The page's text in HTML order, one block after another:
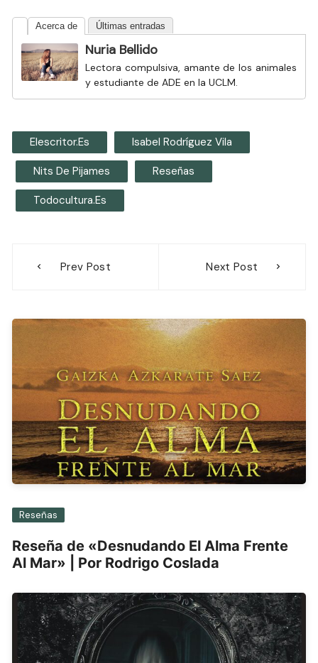
Acerca de Últimas entradas
Nuria Bellido
Lectora compulsiva, amante de los animales
y estudiante de ADE en la UCLM.
Elescritor.es Isabel Rodríguez Vila
Nits De Pijames Reseñas
Todocultura.es
Prev Post Next Post
Reseñas
Reseña de «Desnudando El Alma Frente
Al Mar» | Por Rodrigo Coslada